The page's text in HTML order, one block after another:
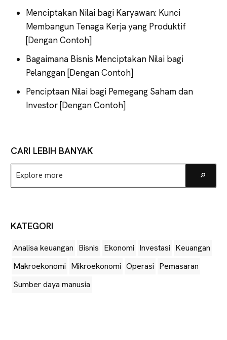
Menciptakan Nilai bagi Karyawan: Kunci
Membangun Tenaga Kerja yang Produktif
[Dengan Contoh]
Bagaimana Bisnis Menciptakan Nilai bagi
Pelanggan [Dengan Contoh]
Penciptaan Nilai bagi Pemegang Saham dan
Investor [Dengan Contoh]
CARI LEBIH BANYAK
Explore
more
KATEGORI
Analisa keuangan Bisnis Ekonomi Investasi Keuangan
Makroekonomi Mikroekonomi Operasi Pemasaran
Sumber daya manusia